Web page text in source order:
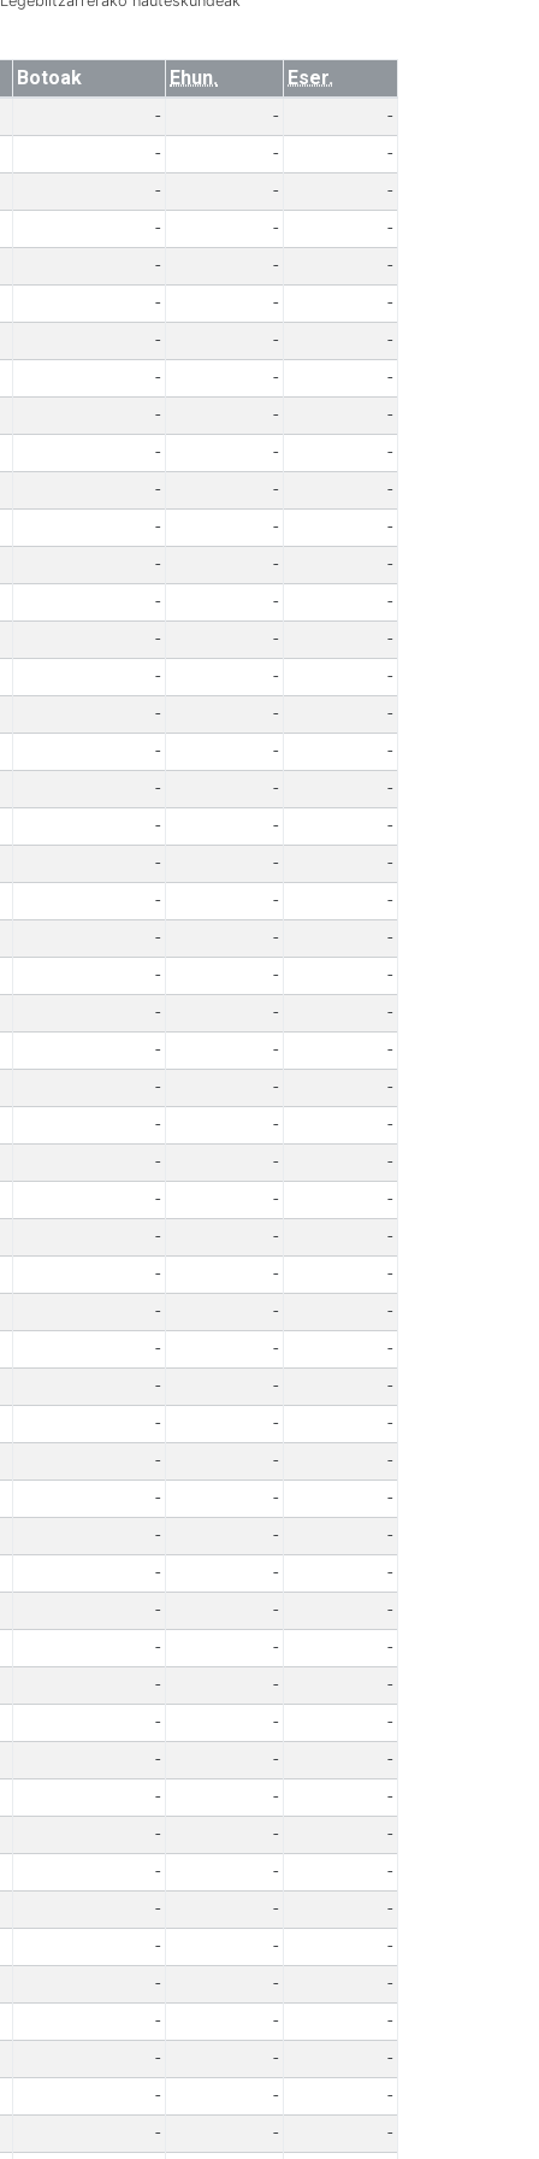
Botoak Ehun.
Eser.
- -
-
- -
-
- -
-
- -
-
- -
-
- -
-
- -
-
- -
-
- -
-
- -
-
- -
-
- -
-
- -
-
- -
-
- -
-
- -
-
- -
-
- -
-
- -
-
- -
-
- -
-
- -
-
- -
-
- -
-
- -
-
- -
-
- -
-
- -
-
- -
-
- -
-
- -
-
- -
-
- -
-
- -
-
- -
-
- -
-
- -
-
- -
-
- -
-
- -
-
- -
-
- -
-
- -
-
- -
-
- -
-
- -
-
- -
-
- -
-
- -
-
- -
-
- -
-
- -
-
- -
-
- -
-
- -
-